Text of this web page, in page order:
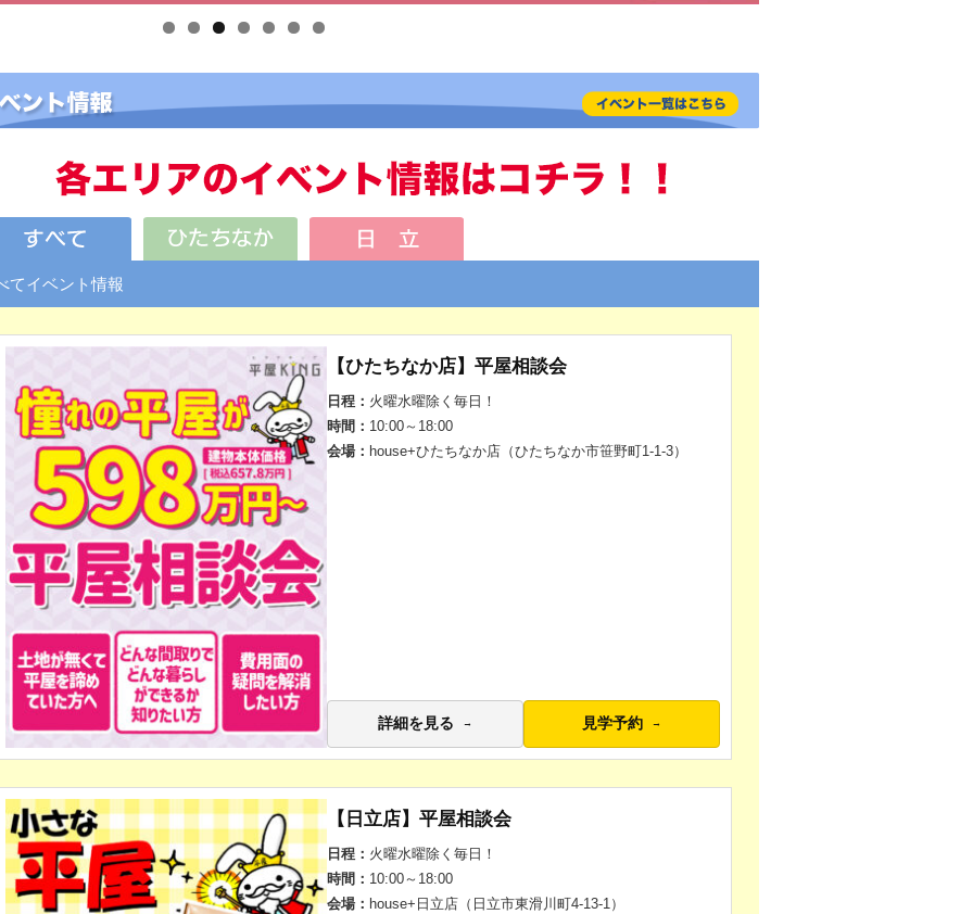
てイベント情報
【ひたちなか店】平屋相談会
日程： 火曜水曜除く毎日！
時間： 10:00～18:00
会場： house+ひたちなか店（ひたちなか市笹野町1-1-3）
詳細を見る 見学予約
【日立店】平屋相談会
日程： 火曜水曜除く毎日！
時間： 10:00～18:00
会場： house+日立店（日立市東滑川町4-13-1）